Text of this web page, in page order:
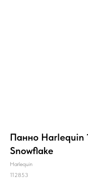
Панно Harlequin
Snowflake
Harlequin
112853